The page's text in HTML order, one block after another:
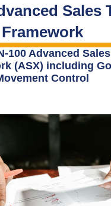
Sales
Framework
100 Advanced
(ASX) including
Control